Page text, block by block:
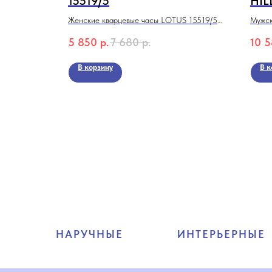
Женские кварцевые часы LOTUS 15519/5
5 850 р.7 680 р.
В корзину
10
В
НАРУЧНЫЕ ИНТЕРЬЕРНЫЕ